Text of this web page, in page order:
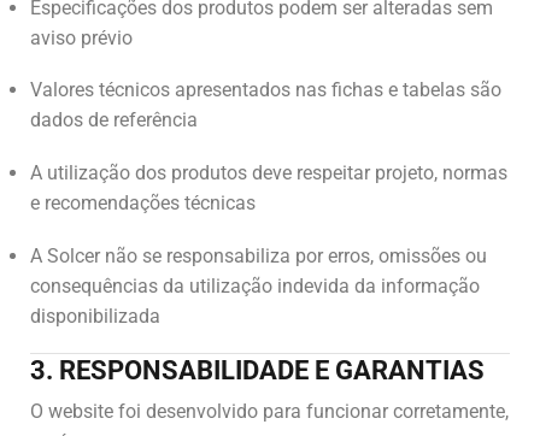
Especificações dos produtos podem ser alteradas sem
aviso prévio
Valores técnicos apresentados nas fichas e tabelas são
dados de referência
A utilização dos produtos deve respeitar projeto, normas
e recomendações técnicas
A Solcer não se responsabiliza por erros, omissões ou
consequências da utilização indevida da informação
disponibilizada
3. RESPONSABILIDADE E GARANTIAS
O website foi desenvolvido para funcionar corretamente,